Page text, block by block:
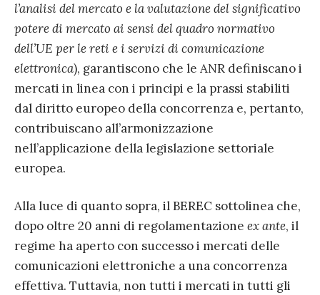
l’analisi del mercato e la valutazione del significativo
potere di mercato ai sensi del quadro normativo
dell’UE per le reti e i servizi di comunicazione
elettronica), garantiscono che le ANR definiscano i
mercati in linea con i principi e la prassi stabiliti
dal diritto europeo della concorrenza e, pertanto,
contribuiscano all’armonizzazione
nell’applicazione della legislazione settoriale
europea.
Alla luce di quanto sopra, il BEREC sottolinea che,
dopo oltre 20 anni di regolamentazione ex ante, il
regime ha aperto con successo i mercati delle
comunicazioni elettroniche a una concorrenza
effettiva. Tuttavia, non tutti i mercati in tutti gli